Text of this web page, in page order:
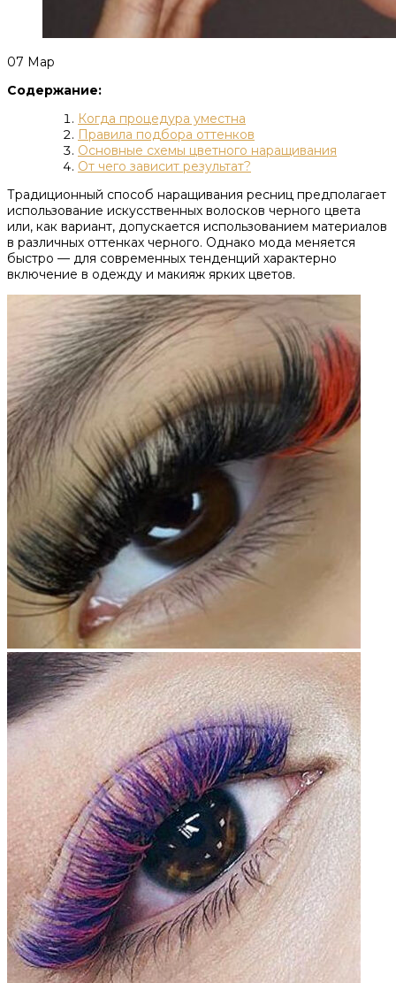
07 Мар
Содержание:
Когда процедура уместна
Правила подбора оттенков
Основные схемы цветного наращивания
От чего зависит результат?
Традиционный способ наращивания ресниц предполагает
использование искусственных волосков черного цвета
или, как вариант, допускается использованием материалов
в различных оттенках черного. Однако мода меняется
быстро — для современных тенденций характерно
включение в одежду и макияж ярких цветов.